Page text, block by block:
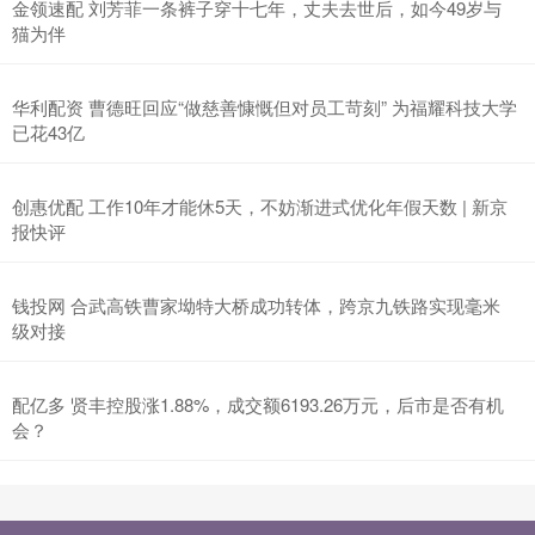
金领速配 刘芳菲一条裤子穿十七年，丈夫去世后，如今49岁与
猫为伴
华利配资 曹德旺回应“做慈善慷慨但对员工苛刻” 为福耀科技大学
已花43亿
创惠优配 工作10年才能休5天，不妨渐进式优化年假天数 | 新京
报快评
钱投网 合武高铁曹家坳特大桥成功转体，跨京九铁路实现毫米
级对接
配亿多 贤丰控股涨1.88%，成交额6193.26万元，后市是否有机
会？